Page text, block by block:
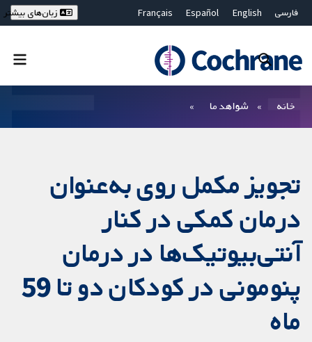
فارسی English
Español
Français
Bahasa Malaysia
ไทย
繁體中文
زبان‌های بیشتر
خانه شواهد ما
تجویز مکمل روی به‌عنوان
درمان کمکی در کنار
آنتی‌بیوتیک‌ها در درمان
پنومونی در کودکان دو تا 59
ماه